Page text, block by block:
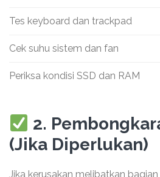
Tes keyboard dan trackpad
Cek suhu sistem dan fan
Periksa kondisi SSD dan RAM
2.
(Jika Diperlukan)
Jika kerusakan melibatkan